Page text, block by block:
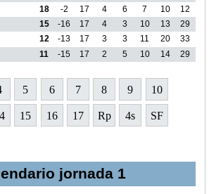
18 -2 17 4 6 7 10
12
15 -16 17 4 3 10 13
29
12 -13 17 3 3 11 20
33
11 -15 17 2 5 10 14 29
5 6 7 8 9 10
15 16 17 Rp 4s SF
jornada 1